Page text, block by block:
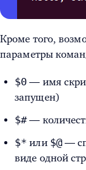
Кроме того,
параметры
$0 — имя
запущен)
$#—
$* или $@—
виде одной